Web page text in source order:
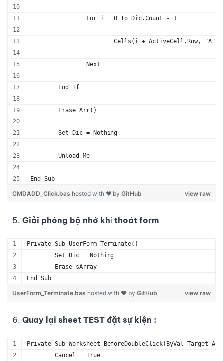
		For i = 0 To Dic.Count - 1
Cells(i + ActiveCell.Row,
		Next
	End If
	Erase Arr()
	Set Dic = Nothing
	Unload Me
End Sub
view raw
CMDADD_Click.bas hosted with ❤ by GitHub
Giải phóng bộ nhớ khi thoát form
Private Sub UserForm_Terminate()
	Set Dic = Nothing
	Erase sArray
End Sub
view raw
UserForm_Terminate.bas hosted with ❤ by GitHub
Quay lại sheet TEST đặt sự kiện :
Private Sub Worksheet_BeforeDoubleClick(ByVal Target As
	Cancel = True